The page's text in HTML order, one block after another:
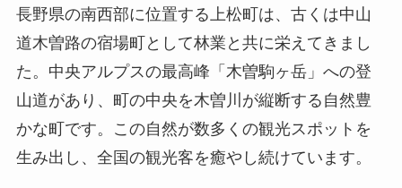
長野県の南西部に位置する上松町は、古くは中山
道木曽路の宿場町として林業と共に栄えてきまし
た。中央アルプスの最高峰「木曽駒ヶ岳」への登
山道があり、町の中央を木曽川が縦断する自然豊
かな町です。この自然が数多くの観光スポットを
生み出し、全国の観光客を癒やし続けています。